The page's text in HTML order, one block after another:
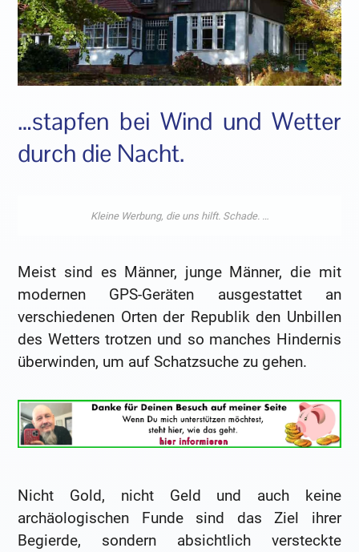
…stapfen bei Wind und Wetter
durch die Nacht.
Meist sind es Männer, junge Männer, die mit
modernen GPS-Geräten ausgestattet an
verschiedenen Orten der Republik den Unbillen
des Wetters trotzen und so manches Hindernis
überwinden, um auf Schatzsuche zu gehen.
Nicht Gold, nicht Geld und auch keine
archäologischen Funde sind das Ziel ihrer
Begierde, sondern absichtlich versteckte